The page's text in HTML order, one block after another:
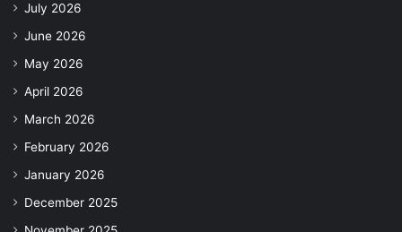
July 2026
June 2026
May 2026
April 2026
March 2026
February 2026
January 2026
December 2025